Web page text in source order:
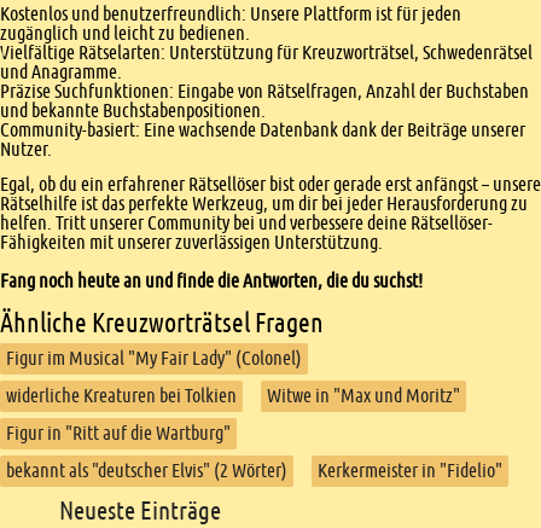
Kostenlos und benutzerfreundlich: Unsere Plattform ist für jeden
zugänglich und leicht zu bedienen.
Vielfältige Rätselarten: Unterstützung für Kreuzworträtsel, Schwedenrätsel
und Anagramme.
Präzise Suchfunktionen: Eingabe von Rätselfragen, Anzahl der Buchstaben
und bekannte Buchstabenpositionen.
Community-basiert: Eine wachsende Datenbank dank der Beiträge unserer
Nutzer.
Egal, ob du ein erfahrener Rätsellöser bist oder gerade erst anfängst – unsere
Rätselhilfe ist das perfekte Werkzeug, um dir bei jeder Herausforderung zu
helfen. Tritt unserer Community bei und verbessere deine Rätsellöser-
Fähigkeiten mit unserer zuverlässigen Unterstützung.
Fang noch heute an und finde die Antworten, die du suchst!
Ähnliche Kreuzworträtsel Fragen
Figur im Musical "My Fair Lady" (Colonel)
widerliche Kreaturen bei Tolkien
Witwe in "Max und Moritz"
Figur in "Ritt auf die Wartburg"
bekannt als "deutscher Elvis" (2 Wörter)
Kerkermeister in "Fidelio"
Footer content
Neueste Einträge